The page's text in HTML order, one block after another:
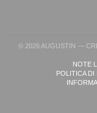
© 2026 AUGUSTIN —
NOTE
POLITICA